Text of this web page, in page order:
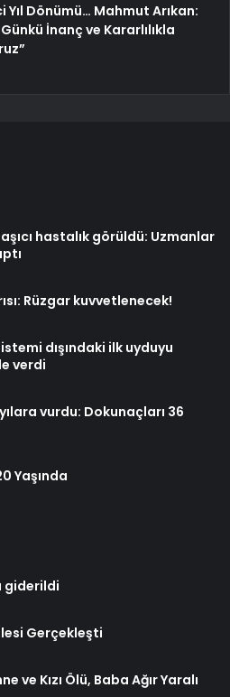
Yıl Dönümü… Mahmut Arıkan:
İnanç ve Kararlılıkla
hastalık görüldü: Uzmanlar
Rüzgar kuvvetlenecek!
dışındaki ilk uyduyu
verdi
vurdu: Dokunaçları 36
Yaşında
giderildi
Gerçekleşti
ve Kızı Ölü, Baba Ağır Yaralı